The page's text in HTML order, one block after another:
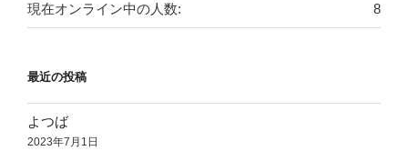
8
現在オンライン中の人数:
最近の投稿
よつば
2023年7月1日